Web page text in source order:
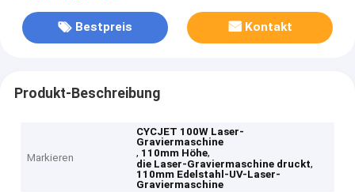
Bestpreis Kontakt
Produkt-Beschreibung
Markieren
CYCJET 100W Laser-
Graviermaschine
, 110mm Höhe,
die Laser-Graviermaschine druckt,
110mm Edelstahl-UV-Laser-
Graviermaschine